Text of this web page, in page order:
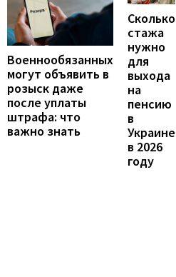
Военнообязанных
могут объявить в
розыск даже
после уплаты
штрафа: что
важно знать
Сколько
стажа
нужно
для
выхода
на
пенсию
в
Украине
в 2026
году